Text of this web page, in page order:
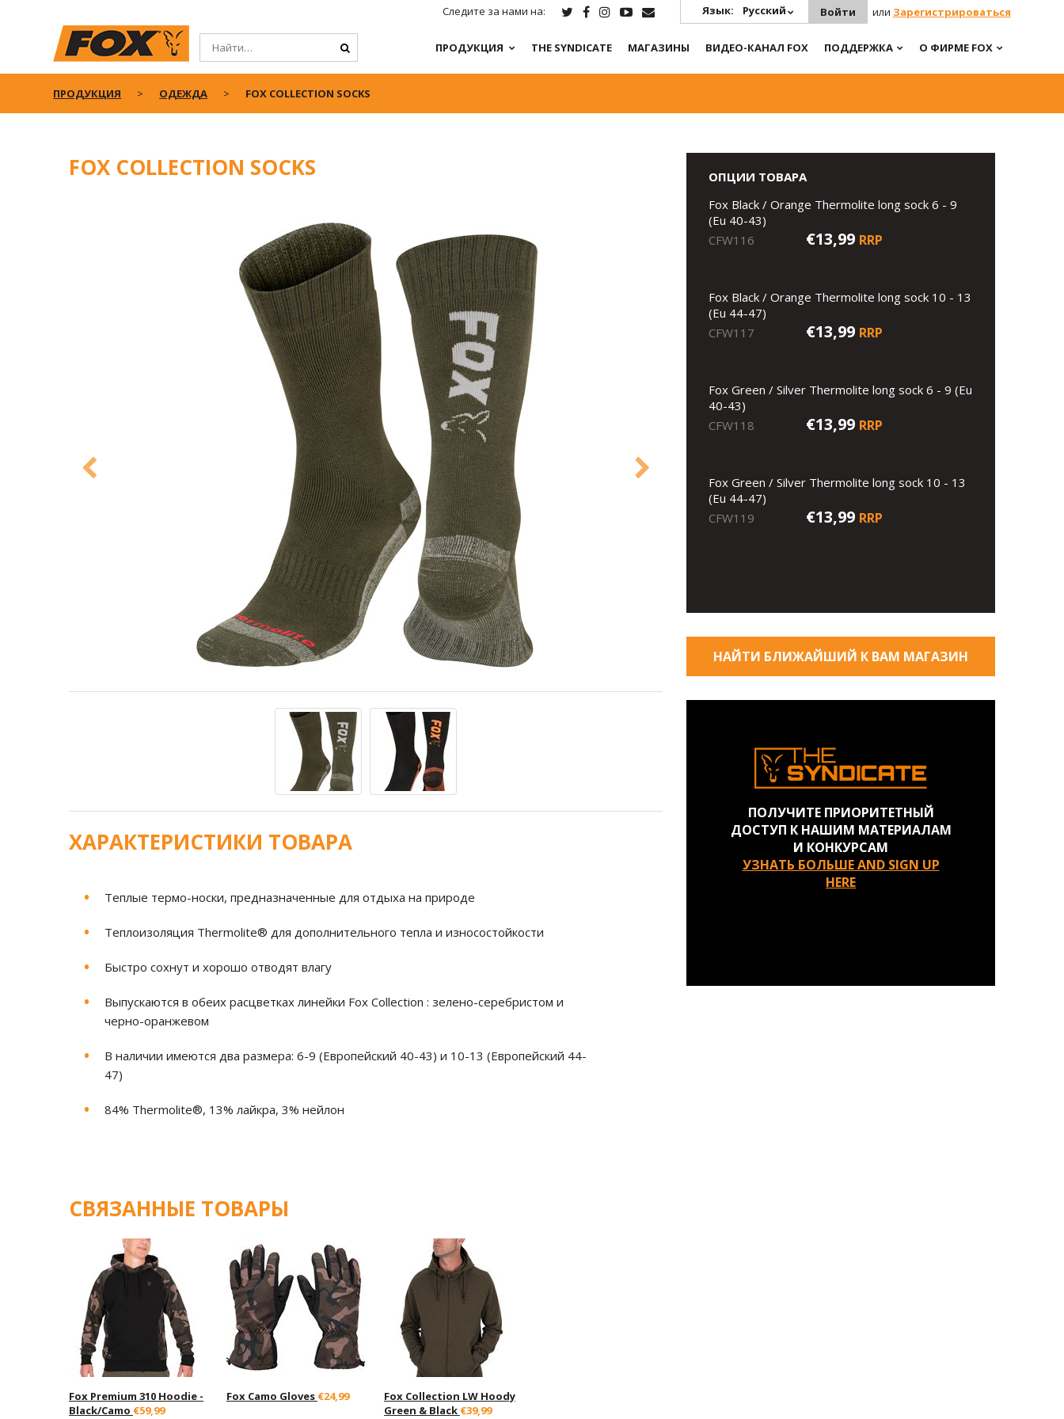
Следите за нами на: Язык: Русский Войти или Зарегистрироваться
ПРОДУКЦИЯ THE SYNDICATE МАГАЗИНЫ ВИДЕО-КАНАЛ FOX ПОДДЕРЖКА О ФИРМЕ FOX
ПРОДУКЦИЯ ОДЕЖДА FOX COLLECTION SOCKS
FOX COLLECTION SOCKS
ХАРАКТЕРИСТИКИ ТОВАРА
Теплые термо-носки, предназначенные для отдыха на природе
Теплоизоляция Thermolite® для дополнительного тепла и износостойкости
Быстро сохнут и хорошо отводят влагу
Выпускаются в обеих расцветках линейки Fox Collection : зелено-серебристом и
черно-оранжевом
В наличии имеются два размера: 6-9 (Европейский 40-43) и 10-13 (Европейский 44-
47)
84% Thermolite®, 13% лайкра, 3% нейлон
ОПЦИИ ТОВАРА
Fox Black / Orange Thermolite long sock 6 - 9
(Eu 40-43)
CFW116
€13,99 RRP
Fox Black / Orange Thermolite long sock 10 - 13
(Eu 44-47)
CFW117
€13,99 RRP
Fox Green / Silver Thermolite long sock 6 - 9 (Eu
40-43)
CFW118
€13,99 RRP
Fox Green / Silver Thermolite long sock 10 - 13
(Eu 44-47)
CFW119
€13,99 RRP
НАЙТИ БЛИЖАЙШИЙ К ВАМ МАГАЗИН
ПОЛУЧИТЕ ПРИОРИТЕТНЫЙ
ДОСТУП К НАШИМ МАТЕРИАЛАМ
И КОНКУРСАМ
УЗНАТЬ БОЛЬШЕ AND SIGN UP
HERE
СВЯЗАННЫЕ ТОВАРЫ
Fox Premium 310 Hoodie -
Black/Camo €59,99
Fox Camo Gloves €24,99
Fox Collection LW Hoody
Green & Black €39,99